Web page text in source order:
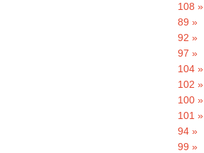
108 »
89 »
92 »
97 »
104 »
102 »
100 »
101 »
94 »
99 »